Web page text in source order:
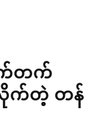
က်တက်
လိုက်တဲ့ တန်